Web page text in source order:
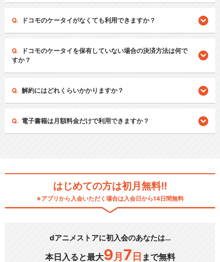
ドコモのケータイがなくても利用できますか？
ドコモのケータイを保有していない場合の決済方法は何で
すか？
解約にはどれくらいかかりますか？
電子書籍は月額料金だけで利用できますか？
はじめての方は初月無料!!
※アプリから入会いただく場合は入会日から14日間無料
dアニメストアに初入会のあなたは…
本日入ると最大9 月 7 日 まで無料